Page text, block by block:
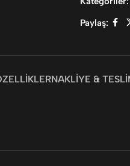
Paylaş:
NAKLIYE &